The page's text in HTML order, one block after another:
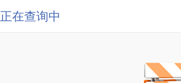
正在查询中